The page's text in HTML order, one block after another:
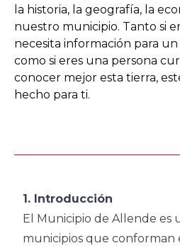
la historia, la geografía, la
nuestro municipio. Tanto si
necesita información para
como si eres una persona
conocer mejor esta tierra,
hecho para ti.
1. Introducción
El Municipio de Allende es
municipios que conforman